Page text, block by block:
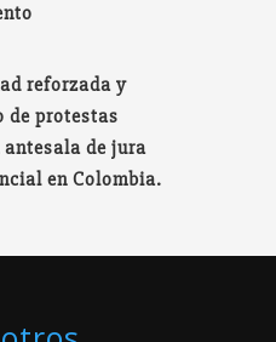
reforzada y
de protestas
antesala de jura
en Colombia.